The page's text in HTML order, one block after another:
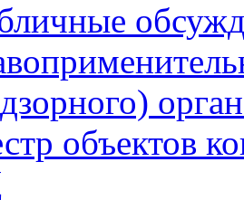
объектов